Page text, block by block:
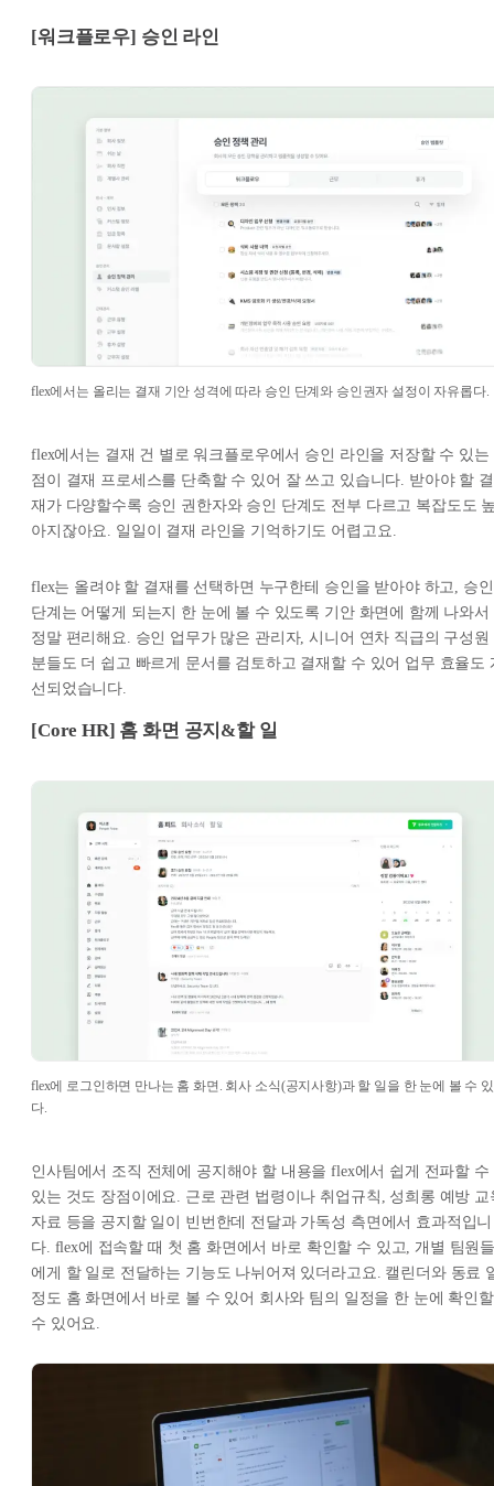
[워크플로우] 승인 라인
flex에서는 올리는 결재 기안 성격에 따라 승인 단계와 승인권자 설정이 자유롭다.
flex에서는 결재 건 별로 워크플로우에서 승인 라인을 저장할 수 있는
점이 결재 프로세스를 단축할 수 있어 잘 쓰고 있습니다. 받아야 할 결
재가 다양할수록 승인 권한자와 승인 단계도 전부 다르고 복잡도도
아지잖아요. 일일이 결재 라인을 기억하기도 어렵고요.
flex는 올려야 할 결재를 선택하면 누구한테 승인을 받아야 하고, 승인
단계는 어떻게 되는지 한 눈에 볼 수 있도록 기안 화면에 함께 나와서
정말 편리해요. 승인 업무가 많은 관리자, 시니어 연차 직급의 구성원
분들도 더 쉽고 빠르게 문서를 검토하고 결재할 수 있어 업무 효율도
선되었습니다.
[Core HR] 홈 화면 공지&할 일
flex에 로그인하면 만나는 홈 화면. 회사 소식(공지사항)과 할 일을 한 눈에 볼 수 있
다.
인사팀에서 조직 전체에 공지해야 할 내용을 flex에서 쉽게 전파할 수
있는 것도 장점이에요. 근로 관련 법령이나 취업규칙, 성희롱 예방 교
자료 등을 공지할 일이 빈번한데 전달과 가독성 측면에서 효과적입니
다. flex에 접속할 때 첫 홈 화면에서 바로 확인할 수 있고, 개별 팀원
에게 할 일로 전달하는 기능도 나뉘어져 있더라고요. 캘린더와 동료
정도 홈 화면에서 바로 볼 수 있어 회사와 팀의 일정을 한 눈에 확인할
수 있어요.